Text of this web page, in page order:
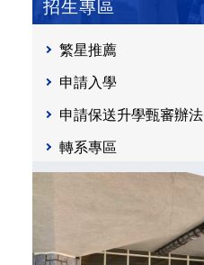
招生專區
繁星推薦
申請入學
申請保送升學甄審辦法
轉系專區